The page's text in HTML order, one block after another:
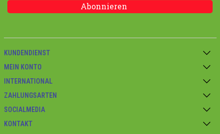
Abonnieren
KUNDENDIENST
MEIN KONTO
INTERNATIONAL
ZAHLUNGSARTEN
SOCIALMEDIA
KONTAKT